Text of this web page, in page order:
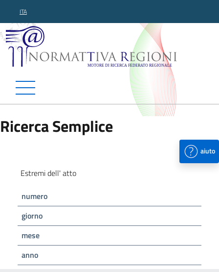
ITA
Normattiva Regioni -
Ricerca Semplice
aiuto
Estremi dell' atto
numero
giorno
mese
anno